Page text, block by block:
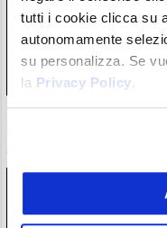
tutti i cookie clicca su
autonomamente
su personalizza. Se
la Privacy Policy.
ETF Bitcoin: Wall
Coldcard. C’è chi ha